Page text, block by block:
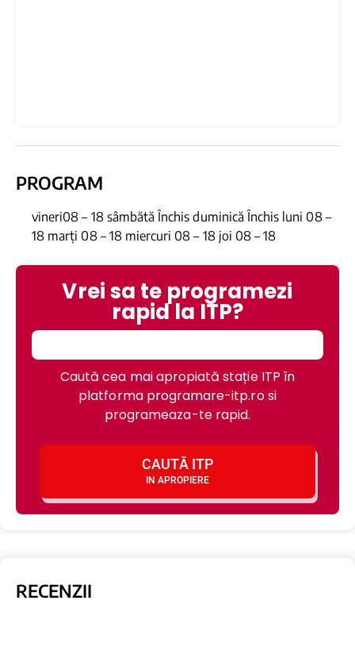
PROGRAM
vineri08 – 18 sâmbătă Închis duminică Închis luni 08 –
18 marți 08 – 18 miercuri 08 – 18 joi 08 – 18
Vrei sa te programezi
rapid la ITP?
Caută cea mai apropiată stație ITP în
platforma programare-itp.ro si
programeaza-te rapid.
CAUTĂ ITP
IN APROPIERE
RECENZII